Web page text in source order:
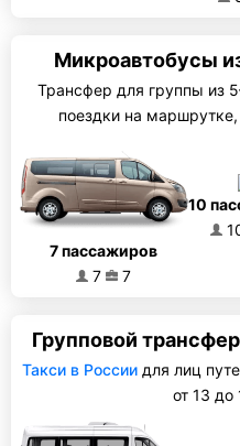
Микроавтобусы
Трансфер для группы из
поездки на
7 пассажиров
7
7
10
Групповой
Такси в Россиидля лиц
от 13 до